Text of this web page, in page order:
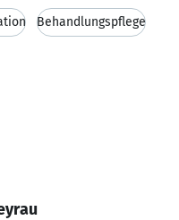
Behandlungspflege